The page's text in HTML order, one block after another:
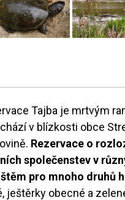
Tajba je mrtvým
v blízkosti obce
Rezervace o
společenstev v
pro mnoho druhů
ještěrky obecné a